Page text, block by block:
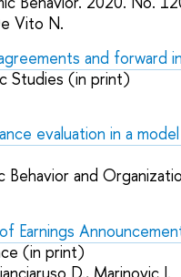
Vito N.
and forward
Studies (in print)
evaluation in a
Behavior and
Earnings
(in print)